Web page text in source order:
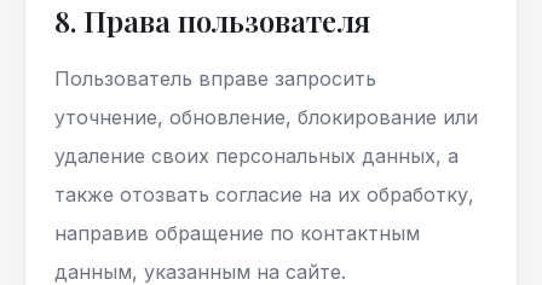
8. Права пользователя
Пользователь вправе запросить
уточнение, обновление, блокирование или
удаление своих персональных данных, а
также отозвать согласие на их обработку,
направив обращение по контактным
данным, указанным на сайте.